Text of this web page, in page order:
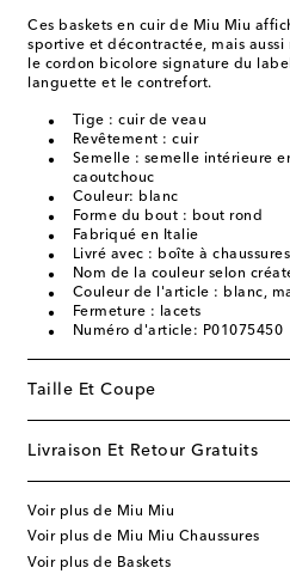
Ces baskets en cuir de Miu Miu
sportive et décontractée, mais
le cordon bicolore signature du
languette et le contrefort.
Tige : cuir de veau
Revêtement : cuir
Semelle : semelle intérieure
caoutchouc
Couleur: blanc
Forme du bout : bout rond
Fabriqué en Italie
Livré avec : boîte à
Nom de la couleur selon
Couleur de l'article : blanc,
Fermeture : lacets
Numéro d'article: P01075450
Taille Et Coupe
Livraison Et Retour Gratuits
Voir plus de Miu Miu
Voir plus de Miu Miu Chaussures
Voir plus de Baskets